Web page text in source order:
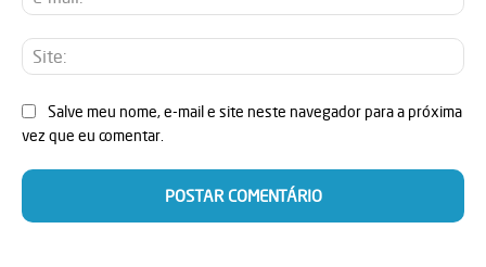
Salve meu nome, e-mail e site neste navegador para a próxima
vez que eu comentar.